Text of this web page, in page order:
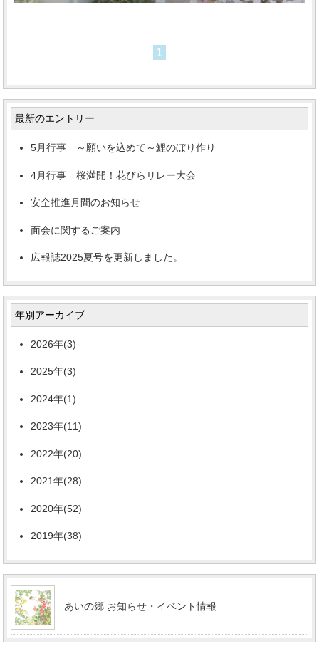
1
最新のエントリー
5月行事 ～願いを込めて～鯉のぼり作り
4月行事 桜満開！花びらリレー大会
安全推進月間のお知らせ
面会に関するご案内
広報誌2025夏号を更新しました。
年別アーカイブ
2026年(3)
2025年(3)
2024年(1)
2023年(11)
2022年(20)
2021年(28)
2020年(52)
2019年(38)
あいの郷 お知らせ・イベント情報